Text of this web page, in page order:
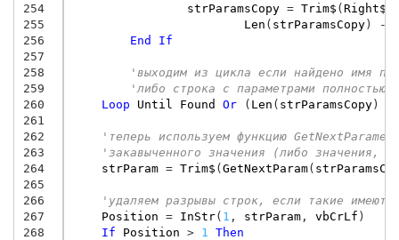
254
255
256
257
258
259
260
261
262
263
264
265
266
267
268
strParamsCopy = Trim$ (Right$
Len ( strParamsCopy) -
End
If
'выходим из цикла если найдено имя
'либо строка с параметрами полностью
Loop
Until Found Or ( Len ( strParamsCopy)
'теперь используем функцию
'закавыченного значения (либо значения,
strParam = Trim$ (GetNextParam(
'удаляем разрывы строк, если такие
Position = InStr( 1 , strParam, vbCrLf )
If
Position > 1
Then